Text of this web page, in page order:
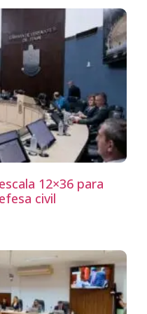
12×36 para
civil